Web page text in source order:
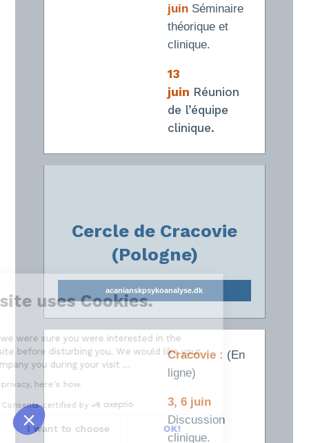
juin Séminaire
théorique et
clinique.
13
juin Réunion
de l’équipe
clinique.
Cercle de Cracovie
(Pologne)
acanianskpsykoanalyse.dk
Cracovie : (En
ligne)
3, 6 juin
Discussion
clinique.
Our website uses Cookies.
We waited until we were sure you were interested in the
content on the site before disturbing you. We would like your
consent to accompany you during your visit ...
We respect your privacy, here's how.
Consents certified by
No, thanks I want to choose